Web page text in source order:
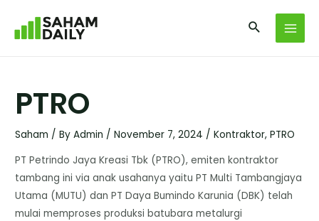
PTRO
Saham / ByAdmin /November 7, 2024 /Kontraktor,PTRO
PT Petrindo Jaya Kreasi Tbk (PTRO), emiten kontraktor
tambang ini via anak usahanya yaitu PT Multi Tambangjaya
Utama (MUTU) dan PT Daya Bumindo Karunia (DBK) telah
mulai memproses produksi batubara metalurgi